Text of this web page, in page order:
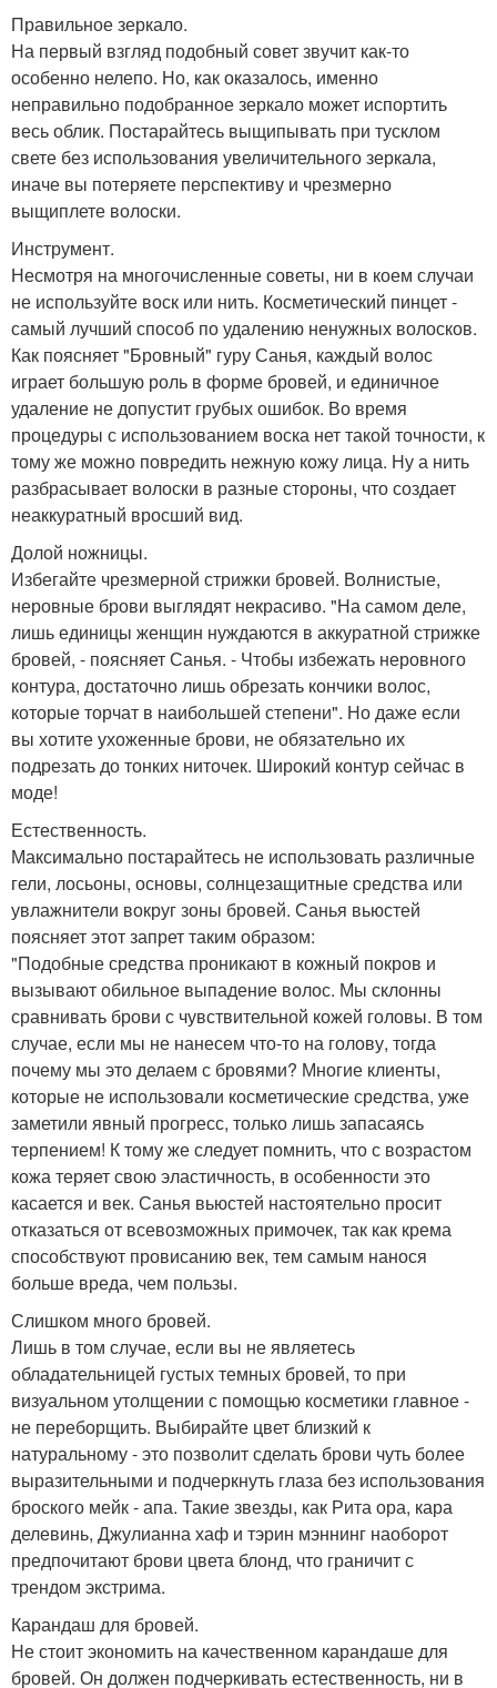
Правильное зеркало.
На первый взгляд подобный совет звучит как-то
особенно нелепо. Но, как оказалось, именно
неправильно подобранное зеркало может испортить
весь облик. Постарайтесь выщипывать при тусклом
свете без использования увеличительного зеркала,
иначе вы потеряете перспективу и чрезмерно
выщиплете волоски.
Инструмент.
Несмотря на многочисленные советы, ни в коем случаи
не используйте воск или нить. Косметический пинцет -
самый лучший способ по удалению ненужных волосков.
Как поясняет "Бровный" гуру Санья, каждый волос
играет большую роль в форме бровей, и единичное
удаление не допустит грубых ошибок. Во время
процедуры с использованием воска нет такой точности, к
тому же можно повредить нежную кожу лица. Ну а нить
разбрасывает волоски в разные стороны, что создает
неаккуратный вросший вид.
Долой ножницы.
Избегайте чрезмерной стрижки бровей. Волнистые,
неровные брови выглядят некрасиво. "На самом деле,
лишь единицы женщин нуждаются в аккуратной стрижке
бровей, - поясняет Санья. - Чтобы избежать неровного
контура, достаточно лишь обрезать кончики волос,
которые торчат в наибольшей степени". Но даже если
вы хотите ухоженные брови, не обязательно их
подрезать до тонких ниточек. Широкий контур сейчас в
моде!
Естественность.
Максимально постарайтесь не использовать различные
гели, лосьоны, основы, солнцезащитные средства или
увлажнители вокруг зоны бровей. Санья вьюстей
поясняет этот запрет таким образом:
"Подобные средства проникают в кожный покров и
вызывают обильное выпадение волос. Мы склонны
сравнивать брови с чувствительной кожей головы. В том
случае, если мы не нанесем что-то на голову, тогда
почему мы это делаем с бровями? Многие клиенты,
которые не использовали косметические средства, уже
заметили явный прогресс, только лишь запасаясь
терпением! К тому же следует помнить, что с возрастом
кожа теряет свою эластичность, в особенности это
касается и век. Санья вьюстей настоятельно просит
отказаться от всевозможных примочек, так как крема
способствуют провисанию век, тем самым нанося
больше вреда, чем пользы.
Слишком много бровей.
Лишь в том случае, если вы не являетесь
обладательницей густых темных бровей, то при
визуальном утолщении с помощью косметики главное -
не переборщить. Выбирайте цвет близкий к
натуральному - это позволит сделать брови чуть более
выразительными и подчеркнуть глаза без использования
броского мейк - апа. Такие звезды, как Рита ора, кара
делевинь, Джулианна хаф и тэрин мэннинг наоборот
предпочитают брови цвета блонд, что граничит с
трендом экстрима.
Карандаш для бровей.
Не стоит экономить на качественном карандаше для
бровей. Он должен подчеркивать естественность, ни в